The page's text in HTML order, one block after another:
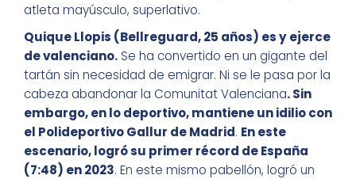
atleta mayúsculo, superlativo.
Quique Llopis (Bellreguard, 25 años) es y ejerce
de valenciano. Se ha convertido en un gigante del
tartán sin necesidad de emigrar. Ni se le pasa por la
cabeza abandonar la Comunitat Valenciana. Sin
embargo, en lo deportivo, mantiene un idilio con
el Polideportivo Gallur de Madrid. En este
escenario, logró su primer récord de España
(7:48) en 2023. En este mismo pabellón, logró un